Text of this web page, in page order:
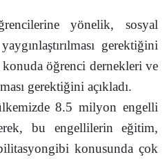
yönelik, sosyal
gerektiğini
öğrenci dernekleri ve
gerektiğini açıkladı.
8.5 milyon engelli
bu engellilerin eğitim,
konusunda çok